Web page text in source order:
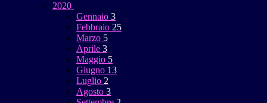
2020
Gennaio 3
Febbraio 25
Marzo 5
Aprile 3
Maggio 5
Giugno 13
Luglio 2
Agosto 3